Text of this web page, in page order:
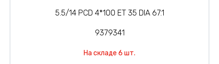
5.5/14 PCD 4*100 ET 35 DIA 67.1
9379341
На складе 6 шт.